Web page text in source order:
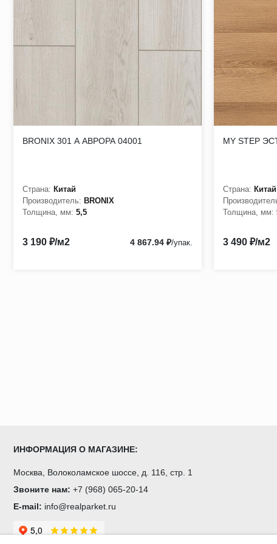
Толщина защитного слоя - 0,3 мм, общая толщина планки
Полное соответствие требованиям по пожарной
Гарантия от производителя не менее 15 лет.
BRONIX 301 А АВРОРА 04001
Страна: Китай
Производитель: BRONIX
Толщина, мм: 5,5
3 190 ₽/м2 4 867.94 ₽/упак.
MY STEP
Страна: Китай
Толщина, мм:
3 490 ₽/м2
ИНФОРМАЦИЯ О МАГАЗИНЕ:
Москва, Волоколамское шоссе, д. 116, стр. 1
Звоните нам: +7 (968) 065-20-14
E-mail: info@realparket.ru